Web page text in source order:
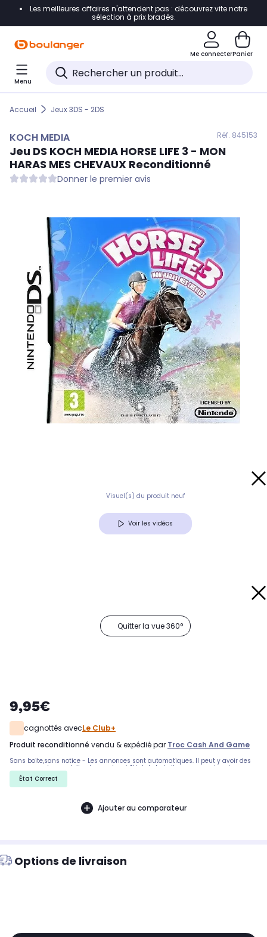
Accéder directement à la navigation
Accéder directement au pied de page
Accéder directement au chatbot
Les meilleures affaires n'attendent pas : découvrez vite notre
sélection à prix bradés.
Me connecterPanier
Menu
Accueil Jeux 3DS - 2DS
KOCH MEDIA Réf. 845153
Jeu DS KOCH MEDIA HORSE LIFE 3 - MON
HARAS MES CHEVAUX Reconditionné
Donner le premier avis
Visuel(s) du produit neuf
Voir les vidéos
Quitter la vue 360°
9,95€
cagnottés avecLe Club+
produit reconditionné vendu & expédié par Troc Cash And Game
Sans boite,sans notice - Les annonces sont automatiques. Il peut y avoir des
rayures sur les produits, demandez si l'état de la boite par exemple est
important. Nous ne pouvons pas tout detailler
État Correct
Ajouter au comparateur
Options de livraison